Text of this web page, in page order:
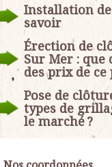
Installation de
savoir
Érection de
Sur Mer : que
des prix de ce
Pose de
types de
le marché ?